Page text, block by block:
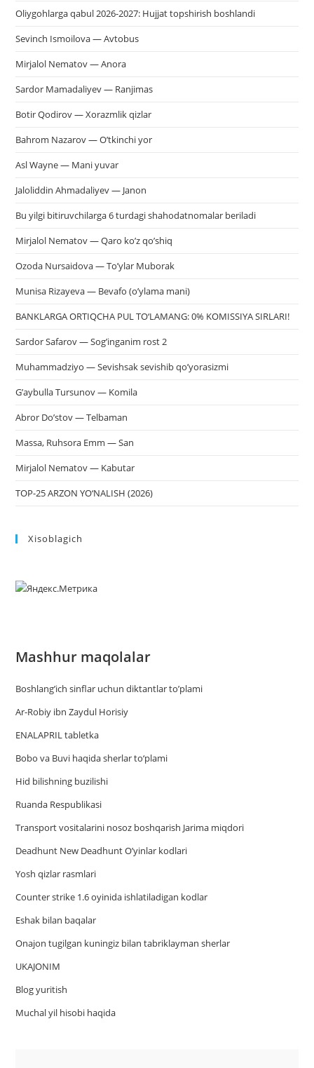
Oliygohlarga qabul 2026-2027: Hujjat topshirish boshlandi
Sevinch Ismoilova — Avtobus
Mirjalol Nematov — Anora
Sardor Mamadaliyev — Ranjimas
Botir Qodirov — Xorazmlik qizlar
Bahrom Nazarov — O’tkinchi yor
Asl Wayne — Mani yuvar
Jaloliddin Ahmadaliyev — Janon
Bu yilgi bitiruvchilarga 6 turdagi shahodatnomalar beriladi
Mirjalol Nematov — Qaro ko’z qo’shiq
Ozoda Nursaidova — To’ylar Muborak
Munisa Rizayeva — Bevafo (o’ylama mani)
BANKLARGA ORTIQCHA PUL TO‘LAMANG: 0% KOMISSIYA SIRLARI!
Sardor Safarov — Sog’inganim rost 2
Muhammadziyo — Sevishsak sevishib qo’yorasizmi
G’aybulla Tursunov — Komila
Abror Do’stov — Telbaman
Massa, Ruhsora Emm — San
Mirjalol Nematov — Kabutar
TOP-25 ARZON YO‘NALISH (2026)
Xisoblagich
Mashhur maqolalar
Boshlang’ich sinflar uchun diktantlar to’plami
Ar-Robiy ibn Zaydul Horisiy
ENALAPRIL tabletka
Bobo va Buvi haqida sherlar to‘plami
Hid bilishning buzilishi
Ruanda Respublikasi
Trаnsport vositаlаrini nosoz boshqаrish Jаrimа miqdori
Deadhunt New Deadhunt O’yinlar kodlari
Yosh qizlar rasmlari
Counter strike 1.6 oyinida ishlatiladigan kodlar
Eshak bilan baqalar
Onajon tugilgan kuningiz bilan tabriklayman sherlar
UKAJONIM
Blog yuritish
Muchal yil hisobi haqida